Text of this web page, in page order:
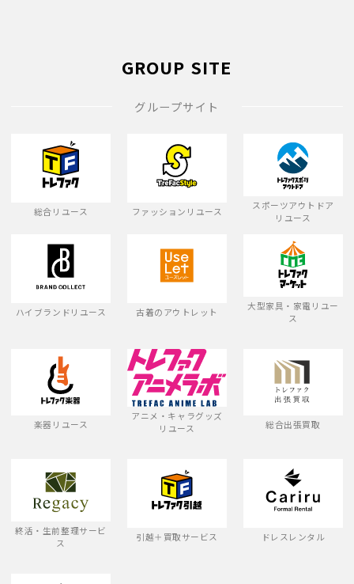
GROUP SITE
グループサイト
総合リユース ファッションリユース
スポーツアウトドア
リユース
ハイブランドリユース 古着のアウトレット
大型家具・家電リユー
ス
楽器リユース
アニメ・キャラグッズ
リユース
総合出張買取
終活・生前整理サービ
ス
引越＋買取サービス ドレスレンタル